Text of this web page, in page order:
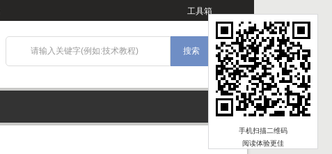
工具箱
手机扫描二维码
阅读体验更佳